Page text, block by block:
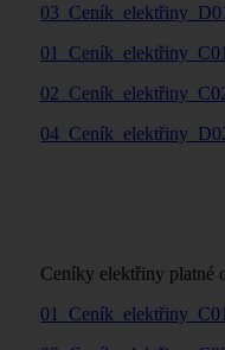
Ceníky elektřiny platné